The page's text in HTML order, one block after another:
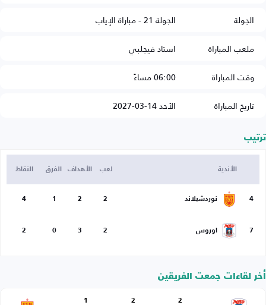
الجولة
الجولة 21 - مباراة الإياب
ملعب المباراة
استاد فيجلبي
وقت المباراة
06:00 مساءً
تاريخ المباراة
الأحد 14-03-2027
ترتيب
الأندية لعب الأهداف الفرق النقاط
4 نوردشيلاند 2
2
1
4
7 اوروس 2
3
0
2
أخر لقاءات جمعت الفريقين
2
2
1